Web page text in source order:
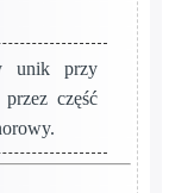
unik przy
część